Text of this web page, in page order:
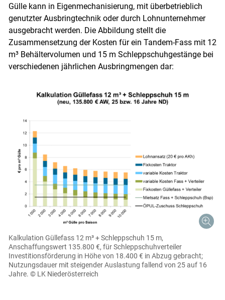
Gülle kann in Eigenmechanisierung, mit überbetrieblich
genutzter Ausbringtechnik oder durch Lohnunternehmer
ausgebracht werden. Die Abbildung stellt die
Zusammensetzung der Kosten für ein Tandem-Fass mit 12
m³ Behältervolumen und 15 m Schleppschuhgestänge bei
verschiedenen jährlichen Ausbringmengen dar:
Kalkulation Güllefass 12 m³ + Schleppschuh 15 m,
Anschaffungswert 135.800 €, für Schleppschuhverteiler
Investitionsförderung in Höhe von 18.400 € in Abzug gebracht;
Nutzungsdauer mit steigender Auslastung fallend von 25 auf 16
Jahre. © LK Niederösterreich